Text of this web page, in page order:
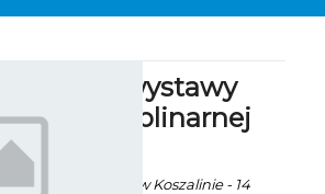
IX edycja wystawy
interdyscyplinarnej
„Fala”
Ekoszalin za CK105 w Koszalinie - 14